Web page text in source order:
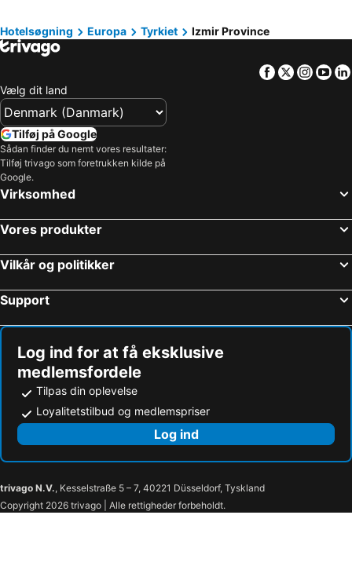
Hoteller – Gran Canaria
Hoteller – Spanien
Hoteller – Comosøen
Hotelsøgning Europa Tyrkiet Izmir Province
Facebook
Twitter
Vælg dit land
Tilføj på Google
Sådan finder du nemt vores resultater:
Tilføj trivago som foretrukken kilde på
Google.
Virksomhed
Vores produkter
Vilkår og politikker
Support
Log ind for at få eksklusive
medlemsfordele
Tilpas din oplevelse
Loyalitetstilbud og medlemspriser
Log ind
trivago N.V., Kesselstraße 5 – 7, 40221 Düsseldorf, Tyskland
Copyright 2026 trivago | Alle rettigheder forbeholdt.